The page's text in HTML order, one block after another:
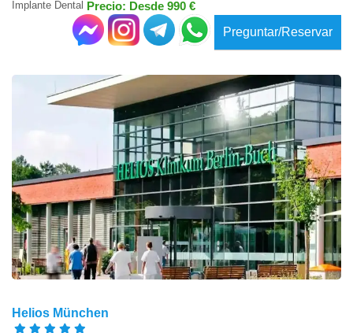
Implante Dental Precio: Desde 990 €
Preguntar/Reservar
Helios München